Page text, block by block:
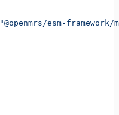
"@openmrs/esm-